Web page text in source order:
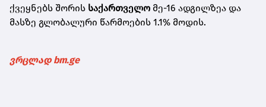
ქვეყნებს შორის საქართველო მე-16 ადგილზეა და
მასზე გლობალური წარმოების 1.1% მოდის.
ვრცლად bm.ge